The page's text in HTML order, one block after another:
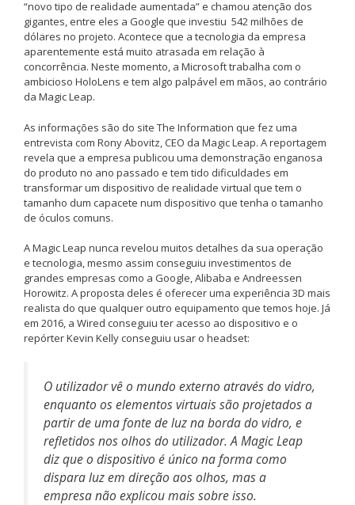
“novo tipo de realidade aumentada” e chamou atenção dos
gigantes, entre eles a Google que investiu 542 milhões de
dólares no projeto. Acontece que a tecnologia da empresa
aparentemente está muito atrasada em relação à
concorrência. Neste momento, a Microsoft trabalha com o
ambicioso HoloLens e tem algo palpável em mãos, ao contrário
da Magic Leap.
As informações são do site The Information que fez uma
entrevista com Rony Abovitz, CEO da Magic Leap. A reportagem
revela que a empresa publicou uma demonstração enganosa
do produto no ano passado e tem tido dificuldades em
transformar um dispositivo de realidade virtual que tem o
tamanho dum capacete num dispositivo que tenha o tamanho
de óculos comuns.
A Magic Leap nunca revelou muitos detalhes da sua operação
e tecnologia, mesmo assim conseguiu investimentos de
grandes empresas como a Google, Alibaba e Andreessen
Horowitz. A proposta deles é oferecer uma experiência 3D mais
realista do que qualquer outro equipamento que temos hoje. Já
em 2016, a Wired conseguiu ter acesso ao dispositivo e o
repórter Kevin Kelly conseguiu usar o headset:
O utilizador vê o mundo externo através do vidro,
enquanto os elementos virtuais são projetados a
partir de uma fonte de luz na borda do vidro, e
refletidos nos olhos do utilizador. A Magic Leap
diz que o dispositivo é único na forma como
dispara luz em direção aos olhos, mas a
empresa não explicou mais sobre isso.